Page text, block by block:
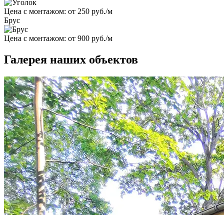
Цена с монтажом: от 250 руб./м
Брус
Цена с монтажом: от 900 руб./м
Галерея наших объектов